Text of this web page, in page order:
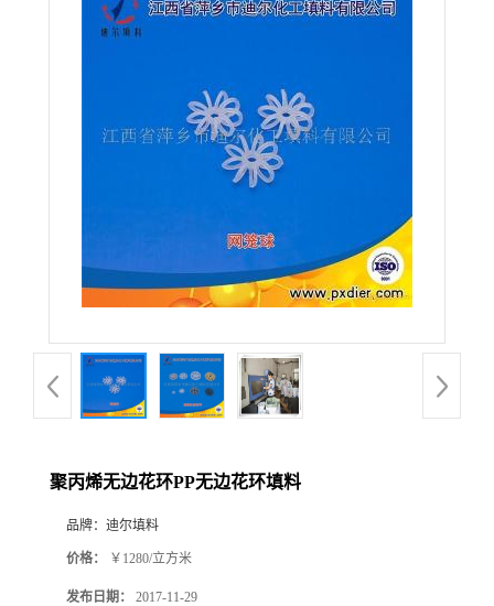
聚丙烯无边花环PP无边花环填料
品牌： 迪尔填料
价格： ￥1280/立方米
发布日期： 2017-11-29